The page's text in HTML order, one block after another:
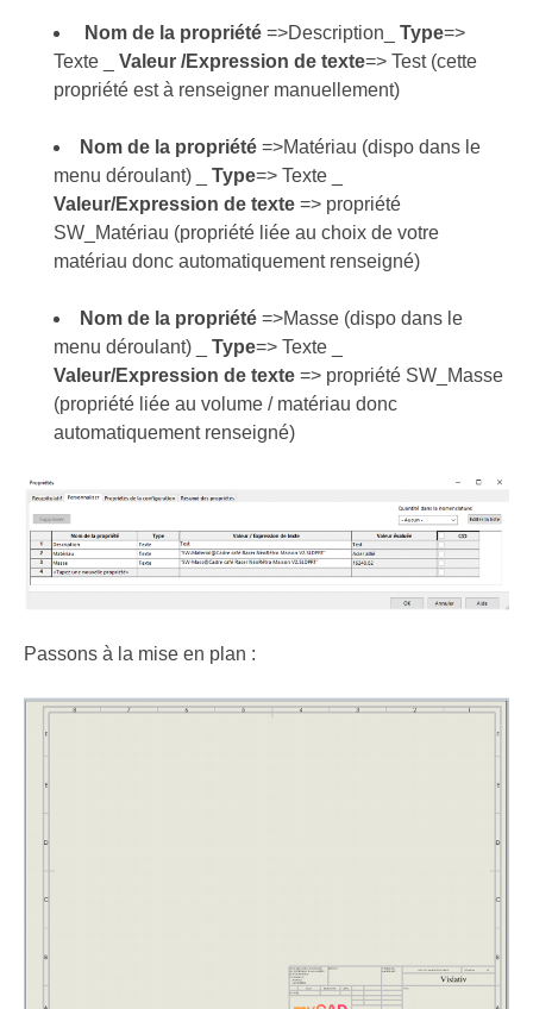
Nom de la propriété =>Description_ Type=>
Texte _ Valeur /Expression de texte=> Test (cette
propriété est à renseigner manuellement)
Nom de la propriété =>Matériau (dispo dans le
menu déroulant) _ Type=> Texte _
Valeur/Expression de texte => propriété
SW_Matériau (propriété liée au choix de votre
matériau donc automatiquement renseigné)
Nom de la propriété =>Masse (dispo dans le
menu déroulant) _ Type=> Texte _
Valeur/Expression de texte => propriété SW_Masse
(propriété liée au volume / matériau donc
automatiquement renseigné)
Passons à la mise en plan :